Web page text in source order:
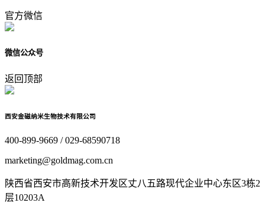
官方微信
微信公众号
返回顶部
西安金磁纳米生物技术有限公司
400-899-9669 / 029-68590718
marketing@goldmag.com.cn
陕西省西安市高新技术开发区丈八五路现代企业中心东区3栋2
层10203A